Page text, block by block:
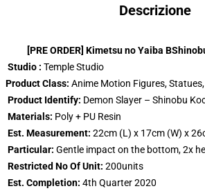
Descrizione
[PRE ORDER] Kimetsu no Yaiba
Studio : Temple Studio
Product Class: Anime Motion Figures,
Product Identify: Demon Slayer – Shinobu
Materials: Poly + PU Resin
Est. Measurement: 22cm (L) x 17cm (W) x
Particular: Gentle impact on the bottom, 2x
Restricted No Of Unit: 200units
Est. Completion: 4th Quarter 2020